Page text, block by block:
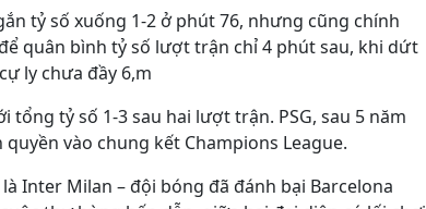
tỷ số xuống 1-2 ở phút 76, nhưng cũng chính
quân bình tỷ số lượt trận chỉ 4 phút sau, khi dứt
ly chưa đầy 6,m
tỷ số 1-3 sau hai lượt trận. PSG, sau 5 năm
vào chung kết Champions League.
Inter Milan – đội bóng đã đánh bại Barcelona